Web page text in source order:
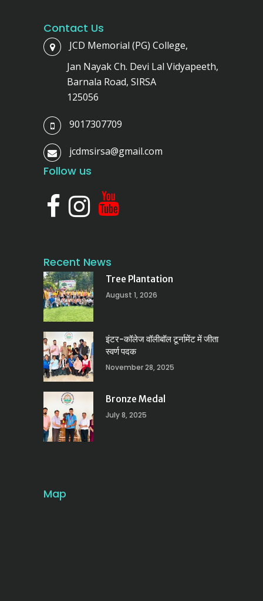
Contact Us
JCD Memorial (PG) College,
Jan Nayak Ch. Devi Lal Vidyapeeth,
Barnala Road, SIRSA
125056
9017307709
jcdmsirsa@gmail.com
Follow us
Recent News
Tree Plantation
August 1, 2026
इंटर-कॉलेज वॉलीबॉल टूर्नामेंट में जीता
स्वर्ण पदक
November 28, 2025
Bronze Medal
July 8, 2025
Map